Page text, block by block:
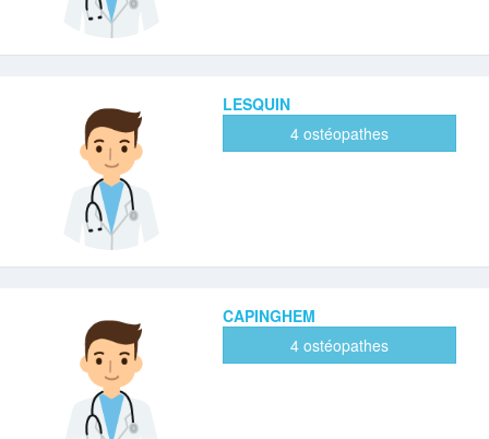
LESQUIN
4 ostéopathes
CAPINGHEM
4 ostéopathes